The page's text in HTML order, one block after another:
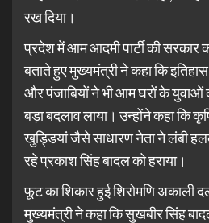
रख दिया।
प्रदेश में आम आदमी पार्टी की सरकार
बताते हुए मुख्यमंत्री ने कहा कि
और पंजाबियों ने भी आम घरों के युवाओं
बड़ा बदलाव लाया। उन्होंने कहा कि
खुड्डियां जैसे साधारण नेता ने लंबी
रहे प्रकाश सिंह बादल को हराया।
फूट का शिकार हुई शिरोमणि अकाली
मुख्यमंत्री ने कहा कि सुखबीर सिंह